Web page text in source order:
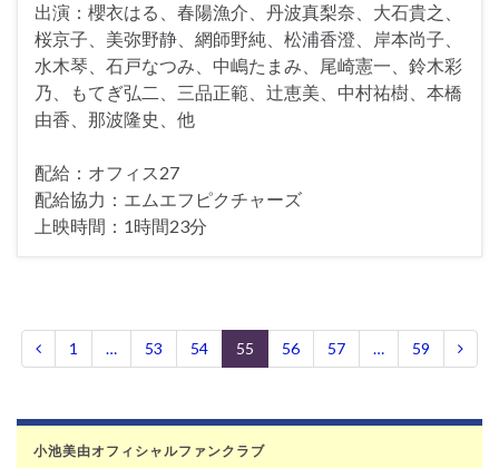
出演：櫻衣はる、春陽漁介、丹波真梨奈、大石貴之、
桜京子、美弥野静、網師野純、松浦香澄、岸本尚子、
水木琴、石戸なつみ、中嶋たまみ、尾崎憲一、鈴木彩
乃、もてぎ弘二、三品正範、辻恵美、中村祐樹、本橋
由香、那波隆史、他
配給：オフィス27
配給協力：エムエフピクチャーズ
上映時間：1時間23分
1 … 53 54 55 56 57 … 59
小池美由オフィシャルファンクラブ